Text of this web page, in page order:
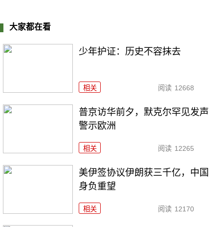
大家都在看
少年护证：历史不容抹去
相关 阅读 12668
普京访华前夕，默克尔罕见发声
警示欧洲
相关 阅读 12265
美伊签协议伊朗获三千亿，中国
身负重望
相关 阅读 12170